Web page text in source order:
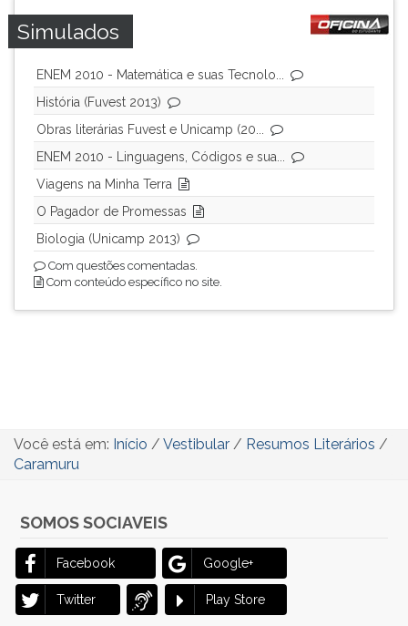
Simulados
ENEM 2010 - Matemática e suas Tecnolo...
História (Fuvest 2013)
Obras literárias Fuvest e Unicamp (20...
ENEM 2010 - Linguagens, Códigos e sua...
Viagens na Minha Terra
O Pagador de Promessas
Biologia (Unicamp 2013)
Com questões comentadas.
Com conteúdo específico no site.
Você está em: Início / Vestibular / Resumos Literários /
Caramuru
SOMOS SOCIAVEIS
Facebook Google+
Twitter Play Store